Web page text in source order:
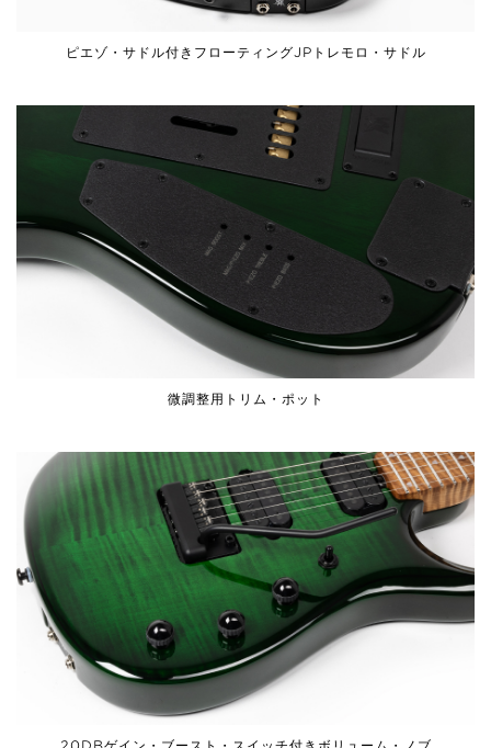
ピエゾ・サドル付きフローティングJPトレモロ・サドル
微調整用トリム・ポット